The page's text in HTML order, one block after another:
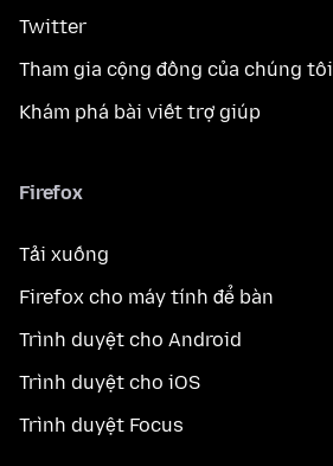
Twitter
Tham gia cộng đồng của chúng tôi
Khám phá bài viết trợ giúp
Firefox
Tải xuống
Firefox cho máy tính để bàn
Trình duyệt cho Android
Trình duyệt cho iOS
Trình duyệt Focus